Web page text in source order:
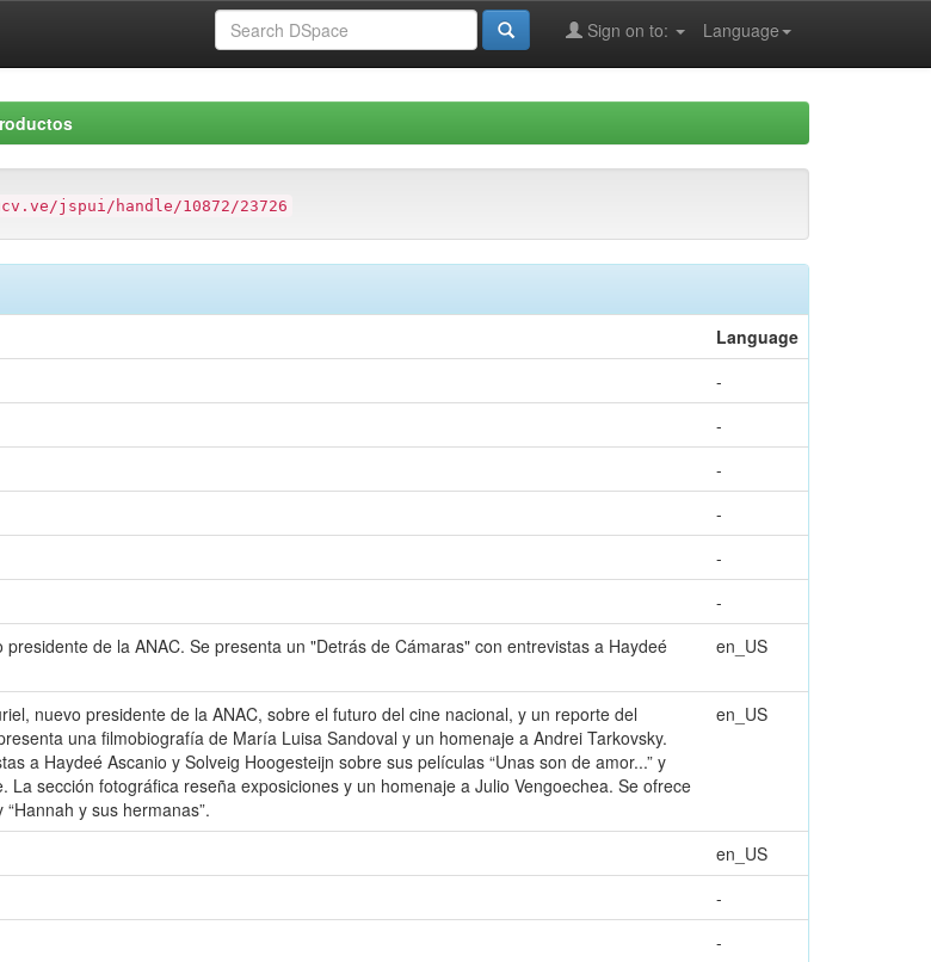
Language
Sign on to:
jspui/handle/10872/23726
Language
-
-
-
-
-
-
de la ANAC. Se presenta un "Detrás de Cámaras" con entrevistas a Haydeé
en_US
nuevo presidente de la ANAC, sobre el futuro del cine nacional, y un reporte del
una filmobiografía de María Luisa Sandoval y un homenaje a Andrei Tarkovsky.
a Haydeé Ascanio y Solveig Hoogesteijn sobre sus películas “Unas son de amor...” y
La sección fotográfica reseña exposiciones y un homenaje a Julio Vengoechea. Se ofrece
y sus hermanas”.
en_US
en_US
-
-